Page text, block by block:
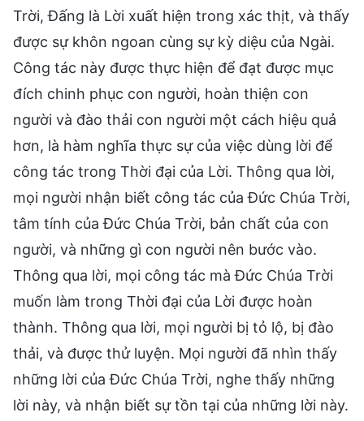
Trời, Đấng là Lời xuất hiện trong xác thịt, và thấy
được sự khôn ngoan cùng sự kỳ diệu của Ngài.
Công tác này được thực hiện để đạt được mục
đích chinh phục con người, hoàn thiện con
người và đào thải con người một cách hiệu quả
hơn, là hàm nghĩa thực sự của việc dùng lời để
công tác trong Thời đại của Lời. Thông qua lời,
mọi người nhận biết công tác của Đức Chúa Trời,
tâm tính của Đức Chúa Trời, bản chất của con
người, và những gì con người nên bước vào.
Thông qua lời, mọi công tác mà Đức Chúa Trời
muốn làm trong Thời đại của Lời được hoàn
thành. Thông qua lời, mọi người bị tỏ lộ, bị đào
thải, và được thử luyện. Mọi người đã nhìn thấy
những lời của Đức Chúa Trời, nghe thấy những
lời này, và nhận biết sự tồn tại của những lời này.